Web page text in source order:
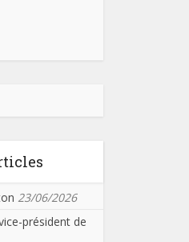
23/06/2026
président de